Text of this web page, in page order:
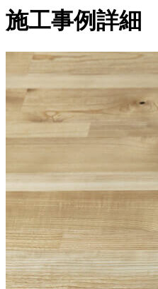
施工事例詳細